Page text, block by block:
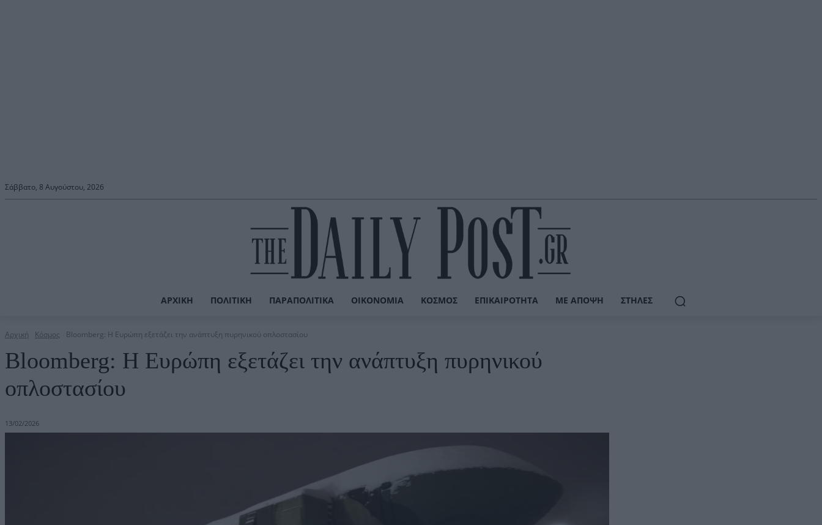
Σάββατο, 8 Αυγούστου, 2026
ΑΡΧΙΚΉ ΠΟΛΙΤΙΚΉ ΠΑΡΑΠΟΛΙΤΙΚΆ ΟΙΚΟΝΟΜΊΑ ΚΌΣΜΟΣ ΕΠΙΚΑΙΡΌΤΗΤΑ ΜΕ ΆΠΟΨΗ ΣΤΉΛΕΣ
Αρχική Κόσμος Bloomberg: Η Eυρώπη εξετάζει την ανάπτυξη πυρηνικού οπλοστασίου
Bloomberg: Η Eυρώπη εξετάζει την ανάπτυξη πυρηνικού
οπλοστασίου
13/02/2026